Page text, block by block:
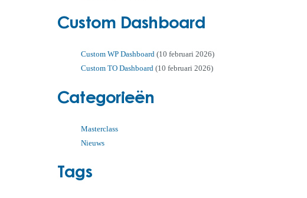
Custom Dashboard
Custom WP Dashboard (10 februari 2026)
Custom TO Dashboard (10 februari 2026)
Categorieën
Masterclass
Nieuws
Tags